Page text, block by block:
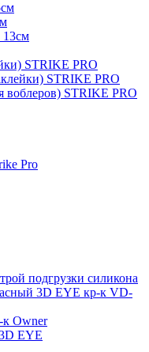
13см
STRIKE PRO
STRIKE PRO
воблеров) STRIKE PRO
Pro
подгрузки силикона
3D EYE кр-к VD-
к Owner
EYE